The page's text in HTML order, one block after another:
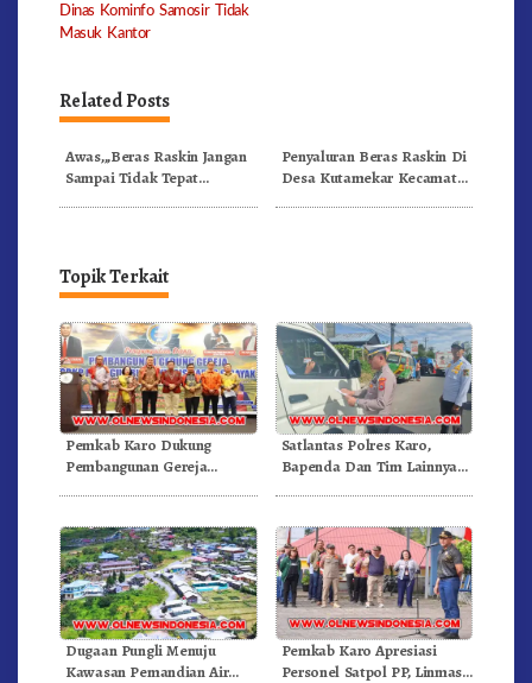
Dinas Kominfo Samosir Tidak
Masuk Kantor
Related Posts
Awas,,,Beras Raskin Jangan
Sampai Tidak Tepat
Penyaluran Beras Raskin Di
Desa Kutamekar Kecamatan
Topik Terkait
Pemkab Karo Dukung
Pembangunan Gereja
Satlantas Polres Karo,
Bapenda Dan Tim Lainnya
Dugaan Pungli Menuju
Kawasan Pemandian Air
Pemkab Karo Apresiasi
Personel Satpol PP, Linmas,